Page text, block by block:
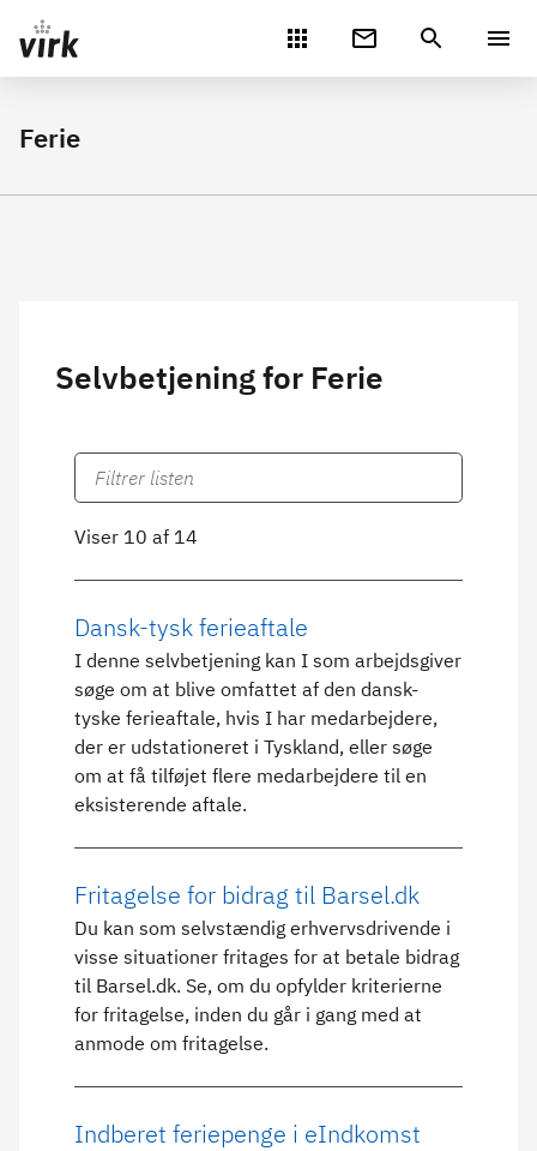
Gå direkte til indhold
Ferie
Selvbetjening for Ferie
Viser 10 af 14
Dansk-tysk ferieaftale
I denne selvbetjening kan I som arbejdsgiver
søge om at blive omfattet af den dansk-
tyske ferieaftale, hvis I har medarbejdere,
der er udstationeret i Tyskland, eller søge
om at få tilføjet flere medarbejdere til en
eksisterende aftale.
Fritagelse for bidrag til Barsel.dk
Du kan som selvstændig erhvervsdrivende i
visse situationer fritages for at betale bidrag
til Barsel.dk. Se, om du opfylder kriterierne
for fritagelse, inden du går i gang med at
anmode om fritagelse.
Indberet feriepenge i eIndkomst